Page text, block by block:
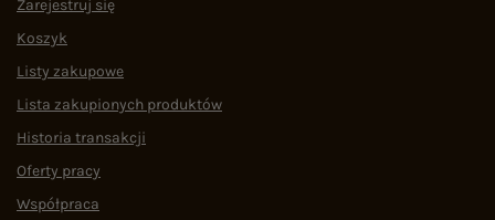
Zarejestruj się
Koszyk
Listy zakupowe
Lista zakupionych produktów
Historia transakcji
Oferty pracy
Współpraca